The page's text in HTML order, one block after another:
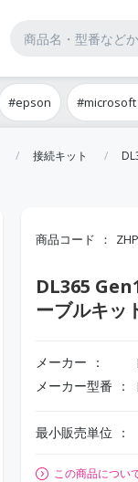
#epson #microsoft
接続キット
商品コード
DL365
ーブルキッ
メーカー
メーカー型番
最小販売単位
この商品につい